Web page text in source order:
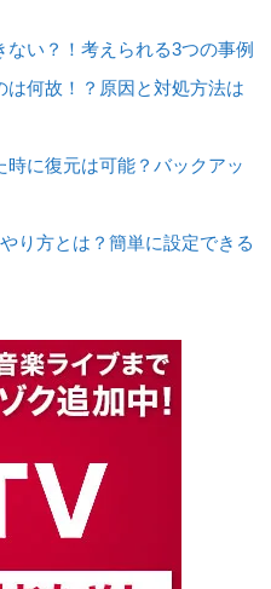
ない？！考えられる3つの事例
は何故！？原因と対処方法は
に復元は可能？バックアッ
り方とは？簡単に設定できる